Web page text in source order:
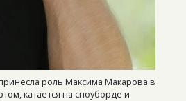
роль Максима Макарова в
катается на сноуборде и